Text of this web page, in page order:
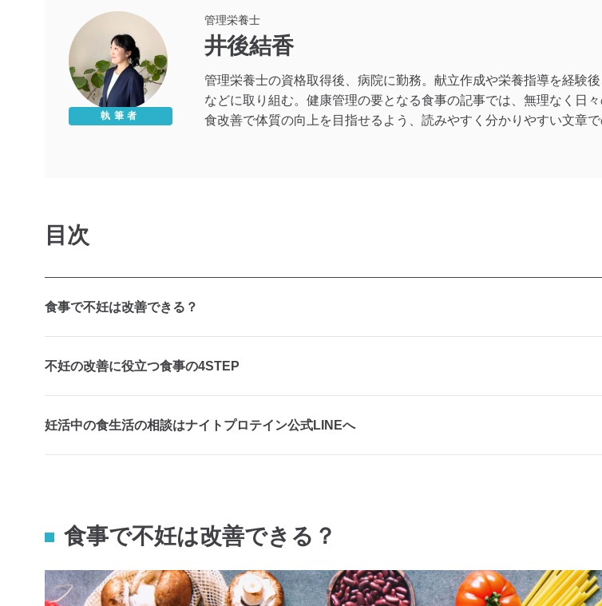
執筆者
管理栄養士
井後結香
管理栄養士の資格取得後、病院に勤務。献立作成や栄養指導を経験
などに取り組む。健康管理の要となる食事の記事では、無理なく日
食改善で体質の向上を目指せるよう、読みやすく分かりやすい文章で
目次
食事で不妊は改善できる？
不妊の改善に役立つ食事の4STEP
妊活中の食生活の相談はナイトプロテイン公式LINEへ
食事で不妊は改善できる？